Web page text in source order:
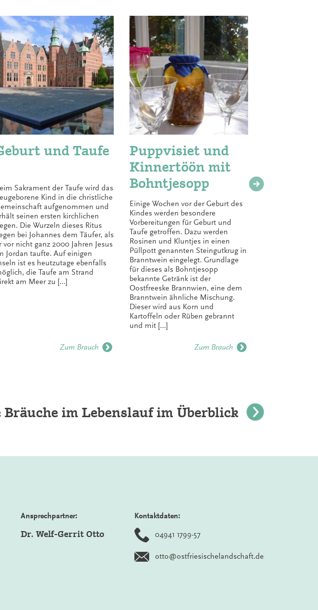
und Taufe
Sakrament der Taufe wird das
Kind in die christliche
aufgenommen und
seinen ersten kirchlichen
Die Wurzeln dieses Ritus
bei Johannes dem Täufer, als
vor nicht ganz 2000 Jahren Jesus
Jordan taufte. Auf einigen
ist es heutzutage ebenfalls
die Taufe am Strand
am Meer zu […]
Zum Brauch
Puppvisiet und
Kinnertöön mit
Bohntjesopp
Einige Wochen vor der Geburt des
Kindes werden besondere
Vorbereitungen für Geburt und
Taufe getroffen. Dazu werden
Rosinen und Kluntjes in einen
Püllpott genannten Steingutkrug in
Branntwein eingelegt. Grundlage
für dieses als Bohntjesopp
bekannte Getränk ist der
Oostfreeske Brannwien, eine dem
Branntwein ähnliche Mischung.
Dieser wird aus Korn und
Kartoffeln oder Rüben gebrannt
und mit […]
Zum Brauch
im Lebenslauf im Überblick
Ansprechpartner:
Dr. Welf-Gerrit Otto
Kontaktdaten:
04941 1799-57
otto@ostfriesischelandschaft.de